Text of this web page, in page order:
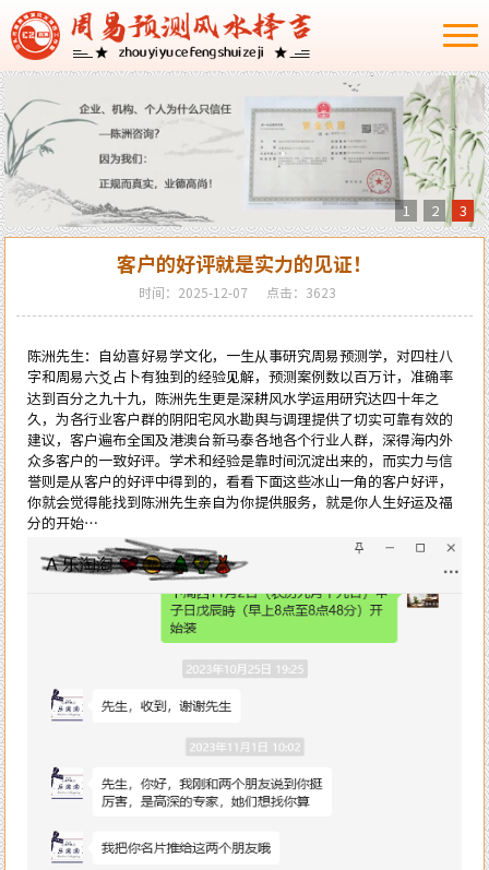
1 2 3
客户的好评就是实力的见证！
时间：2025-12-07 点击：3623
陈洲先生：自幼喜好易学文化，一生从事研究周易预测学，对四柱八
字和周易六爻 占卜有独到的经验见解，预测案例数以百万计，准确率
达到百分之九十九，陈洲先生更是深耕风水学运用研究达四十年之
久，为各行业客户群的阴阳宅风水勘舆与调理提供了切实可靠有效的
建议，客户遍布全国及港澳台新马泰各地各个行业人群，深得海内外
众多客户的一致好评。学术和经验是靠时间沉淀出来的，而实力与信
誉则是从客户的好评中得到的，看看下面这些冰山一角的客户好评，
你就会觉得能找到陈洲先生亲自为你提供服务，就是你人生好运及福
分的开始…